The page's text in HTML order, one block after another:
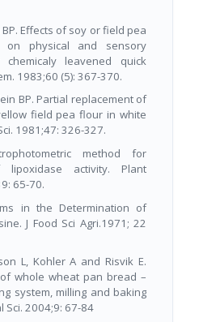
Effects of soy or field pea
on physical and sensory
chemicaly leavened quick
1983;60 (5): 367-370.
BP. Partial replacement of
field pea flour in white
1981;47: 326-327.
method for
lipoxidase activity. Plant
65-70.
in the Determination of
J Food Sci Agri.1971; 22
L, Kohler A and Risvik E.
whole wheat pan bread –
system, milling and baking
Sci. 2004;9: 67-84